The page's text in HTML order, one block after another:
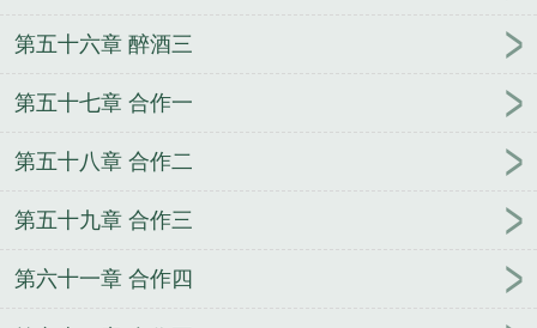
第五十六章 醉酒三
第五十七章 合作一
第五十八章 合作二
第五十九章 合作三
第六十一章 合作四